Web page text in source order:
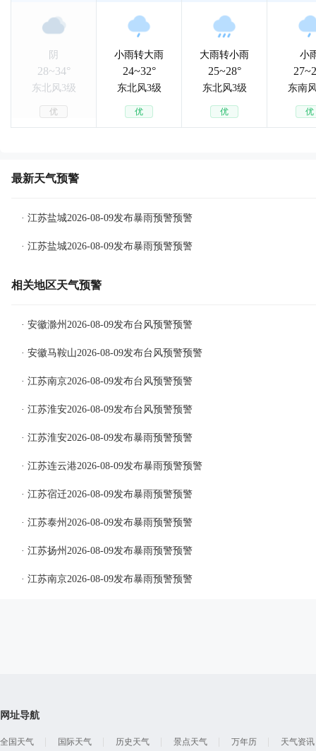
阴
28~34°
东北风3级
优
小雨转大雨
24~32°
东北风3级
优
大雨转小雨
25~28°
东北风3级
优
小
东南
优
最新天气预警
· 江苏盐城2026-08-09发布暴雨预警预警
· 江苏盐城2026-08-09发布暴雨预警预警
相关地区天气预警
· 安徽滁州2026-08-09发布台风预警预警
· 安徽马鞍山2026-08-09发布台风预警预警
· 江苏南京2026-08-09发布台风预警预警
· 江苏淮安2026-08-09发布台风预警预警
· 江苏淮安2026-08-09发布暴雨预警预警
· 江苏连云港2026-08-09发布暴雨预警预警
· 江苏宿迁2026-08-09发布暴雨预警预警
· 江苏泰州2026-08-09发布暴雨预警预警
· 江苏扬州2026-08-09发布暴雨预警预警
· 江苏南京2026-08-09发布暴雨预警预警
网址导航
全国天气 国际天气 历史天气 景点天气 万年历 天气资讯